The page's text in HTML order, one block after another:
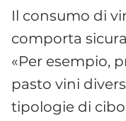
Il consumo di
comporta
«Per esempio,
pasto vini
tipologie di